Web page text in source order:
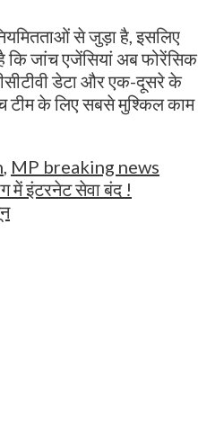
से जुड़ा है, इसलिए
कि जांच एजेंसियां अब फोरेंसिक
डेटा और एक-दूसरे के
टीम के लिए सबसे मुश्किल काम
MP breaking news
में इंटरनेट सेवा बंद !